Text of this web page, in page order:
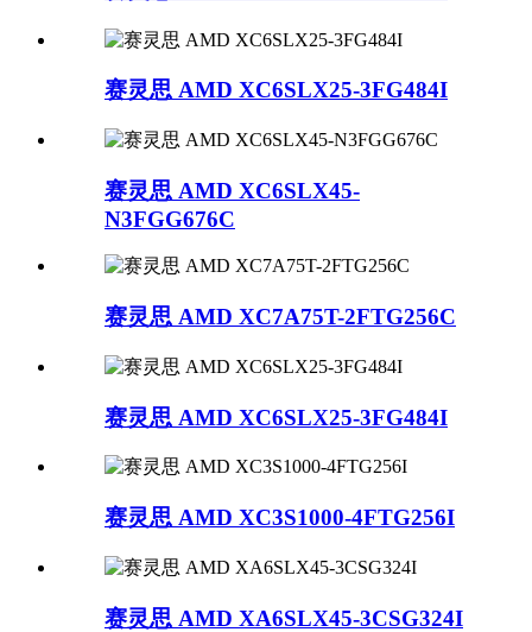
赛灵思 AMD XC6SLX25-3FG484I
赛灵思 AMD XC6SLX45-
N3FGG676C
赛灵思 AMD XC7A75T-2FTG256C
赛灵思 AMD XC6SLX25-3FG484I
赛灵思 AMD XC3S1000-4FTG256I
赛灵思 AMD XA6SLX45-3CSG324I